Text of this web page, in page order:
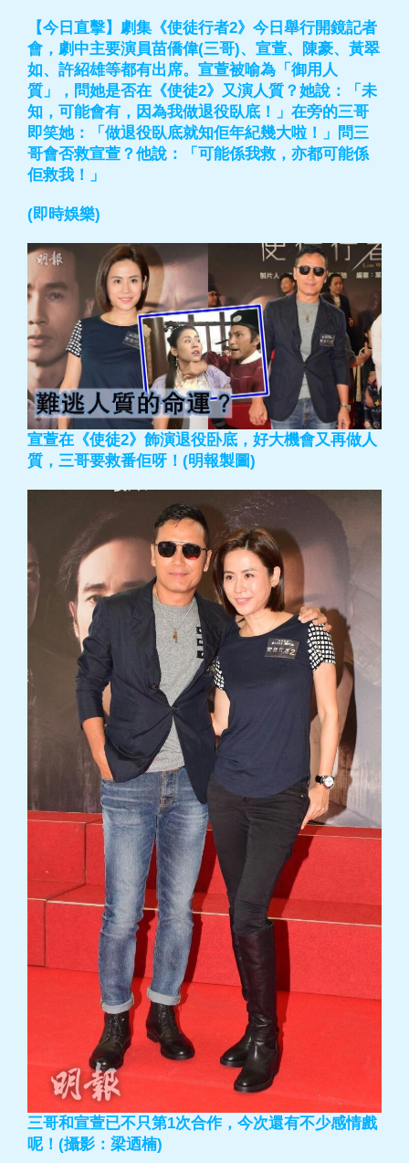
【今日直擊】劇集《使徒行者2》今日舉行開鏡記者
會，劇中主要演員苗僑偉(三哥)、宣萱、陳豪、黃翠
如、許紹雄等都有出席。宣萱被喻為「御用人
質」，問她是否在《使徒2》又演人質？她說：「未
知，可能會有，因為我做退役臥底！」在旁的三哥
即笑她：「做退役臥底就知佢年紀幾大啦！」問三
哥會否救宣萱？他說：「可能係我救，亦都可能係
佢救我！」
(即時娛樂)
宣萱在《使徒2》飾演退役卧底，好大機會又再做人
質，三哥要救番佢呀！(明報製圖)
三哥和宣萱已不只第1次合作，今次還有不少感情戲
呢！(攝影：梁迺楠)